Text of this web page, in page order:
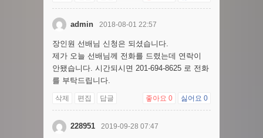
admin 2018-08-01 22:57
장인원 선배님 신청은 되셨습니다.
제가 오늘 선배님께 전화를 드렸는데 연락이
안됐습니다. 시간되시면 201-694-8625 로 전화
를 부탁드립니다.
삭제 편집 답글 좋아요 0 싫어요 0
228951 2019-09-28 07:47